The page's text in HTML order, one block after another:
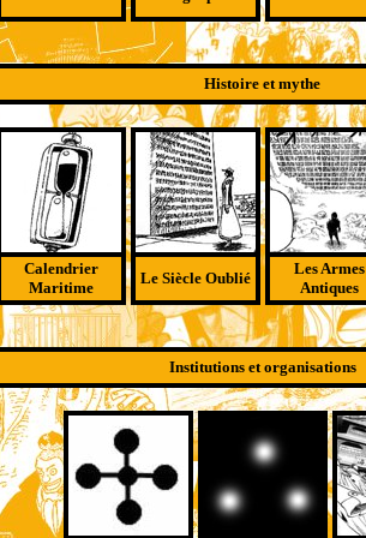
Histoire et mythe
Calendrier
Maritime
Le Siècle Oublié
Les Armes
Antiques
Institutions et organisations